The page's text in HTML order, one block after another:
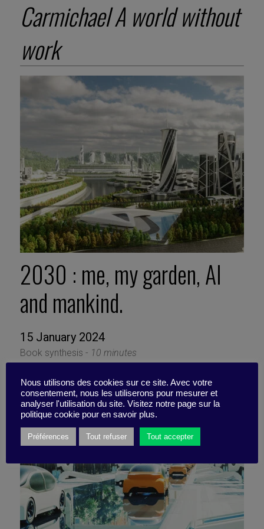
Carmichael A world without
work
2030 : me, my garden, AI
and mankind.
15 January 2024
Book synthesis - 10 minutes
Nous utilisons des cookies sur ce site. Avec votre
consentement, nous les utiliserons pour mesurer et
analyser l'utilisation du site. Visitez notre page sur la
politique cookie pour en savoir plus.
Préférences Tout refuser Tout accepter